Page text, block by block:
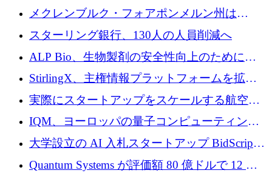
ンタム・キャピタルが気候変動対策ハードウ
ェア投資として初回クローズで6,000万ユーロ
を確保
メクレンブルク・フォアポンメルン州は
Nextcloud を州全体に展開し、オープンソース
戦略を拡大
スターリング銀行、130人の人員削減へ
ALP Bio、生物製剤の安全性向上のために
Venture Kick から 16 万 1,000 ユーロを調達
StirlingX、主権情報プラットフォームを拡張
するためにシリーズ A で 2,000 万ドルを確保
実際にスタートアップをスケールする航空イ
ノベーション モデルを学ぶ
IQM、ヨーロッパの量子コンピューティング
企業として初めて米国の主要取引所に上場
大学設立の AI 入札スタートアップ BidScript
がプレシード資金総額 100 万ドルを突破
Quantum Systems が評価額 80 億ドルで 12 億